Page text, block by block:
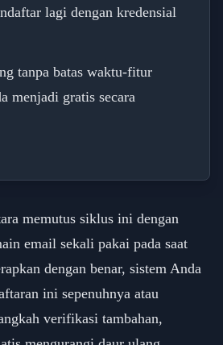
lagi dengan kredensial
tanpa batas waktu-fitur
menjadi gratis secara
memutus siklus ini dengan
email sekali pakai pada saat
dengan benar, sistem Anda
ini sepenuhnya atau
verifikasi tambahan,